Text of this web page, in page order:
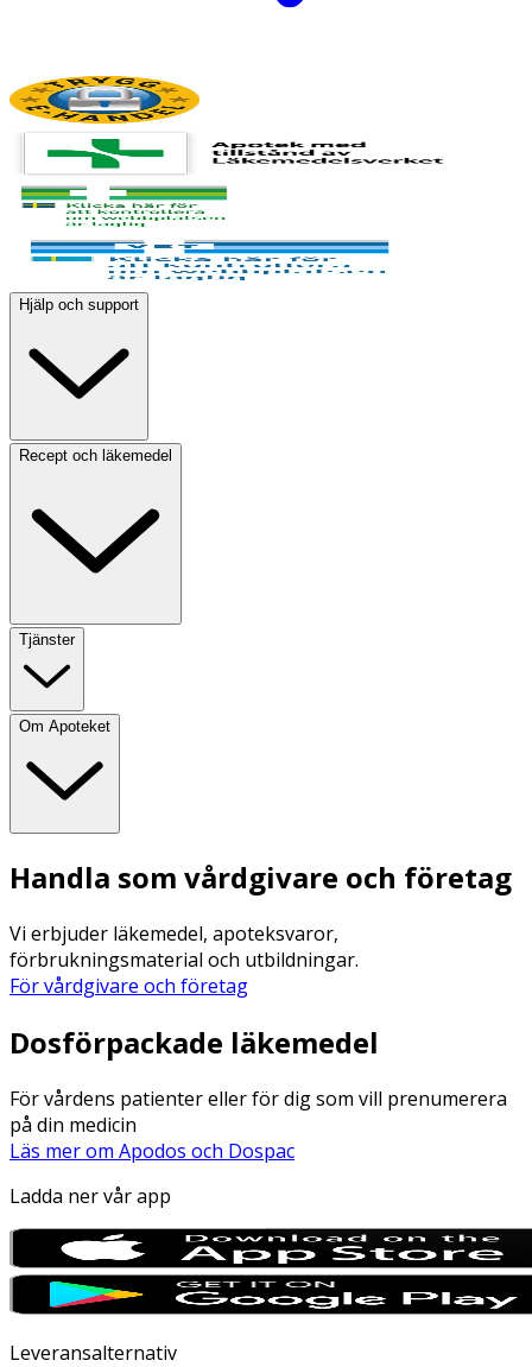
Hjälp och support
Recept och läkemedel
Tjänster
Om Apoteket
Handla som vårdgivare och företag
Vi erbjuder läkemedel, apoteksvaror,
förbrukningsmaterial och utbildningar.
För vårdgivare och företag
Dosförpackade läkemedel
För vårdens patienter eller för dig som vill prenumerera
på din medicin
Läs mer om Apodos och Dospac
Ladda ner vår app
Leveransalternativ